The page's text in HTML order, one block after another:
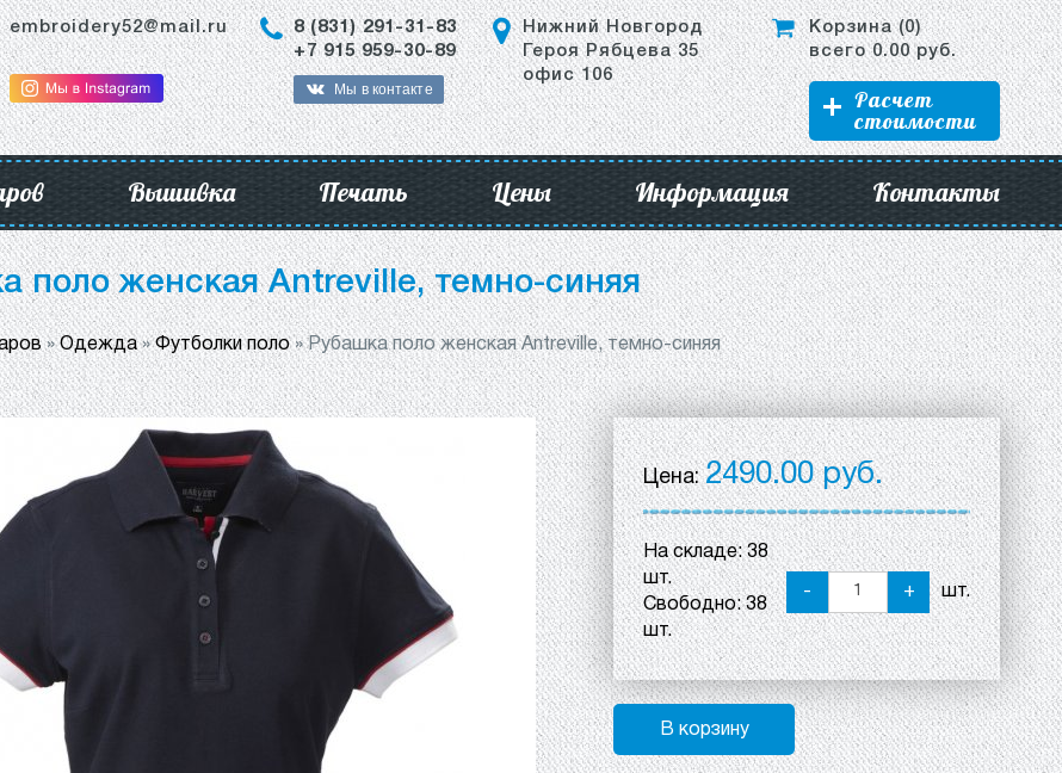
embroidery52@mail.ru
8 (831) 291-31-83
+7 915 959-30-89
Мы в контакте
Нижний Новгород
Героя Рябцева 35
офис 106
Корзина (0)
всего0.00руб.
Расчет
стоимости
Вышивка Печать Цены Информация Контакты
поло женская Antreville, темно-синяя
»Одежда»Футболки поло»Рубашка поло женская Antreville, темно-синяя
Цена:2490.00 руб.
На складе:38
шт.
Свободно:38
шт.
- + шт.
В корзину